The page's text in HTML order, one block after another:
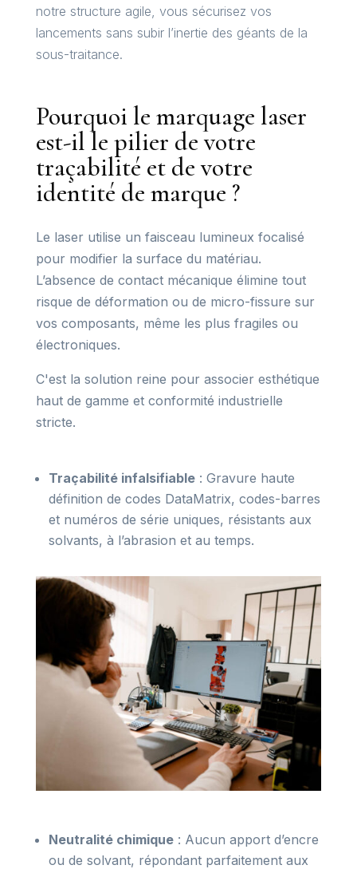
notre structure agile, vous sécurisez vos
lancements sans subir l’inertie des géants de la
sous-traitance.
Pourquoi le marquage laser
est-il le pilier de votre
traçabilité et de votre
identité de marque ?
Le laser utilise un faisceau lumineux focalisé
pour modifier la surface du matériau.
L’absence de contact mécanique élimine tout
risque de déformation ou de micro-fissure sur
vos composants, même les plus fragiles ou
électroniques.
C'est la solution reine pour associer esthétique
haut de gamme et conformité industrielle
stricte.
Traçabilité infalsifiable: Gravure haute
définition de codes DataMatrix, codes-barres
et numéros de série uniques, résistants aux
solvants, à l’abrasion et au temps.
Neutralité chimique: Aucun apport d’encre
ou de solvant, répondant parfaitement aux